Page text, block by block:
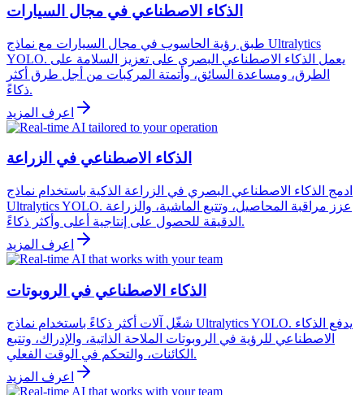
الذكاء الاصطناعي في مجال السيارات
طبق رؤية الحاسوب في مجال السيارات مع نماذج Ultralytics
YOLO. يعمل الذكاء الاصطناعي البصري على تعزيز السلامة على
الطرق، ومساعدة السائق، وأتمتة المركبات من أجل طرق أكثر
ذكاءً.
اعرف المزيد
الذكاء الاصطناعي في الزراعة
ادمج الذكاء الاصطناعي البصري في الزراعة الذكية باستخدام نماذج
Ultralytics YOLO. عزز مراقبة المحاصيل، وتتبع الماشية، والزراعة
الدقيقة للحصول على إنتاجية أعلى وأكثر ذكاءً.
اعرف المزيد
الذكاء الاصطناعي في الروبوتات
شغّل آلات أكثر ذكاءً باستخدام نماذج Ultralytics YOLO. يدفع الذكاء
الاصطناعي للرؤية في الروبوتات الملاحة الذاتية، والإدراك، وتتبع
الكائنات، والتحكم في الوقت الفعلي.
اعرف المزيد